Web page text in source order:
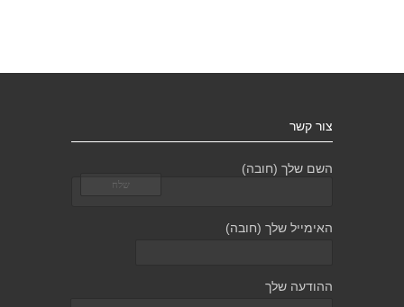
צור קשר
השם שלך (חובה)
האימייל שלך (חובה)
ההודעה שלך